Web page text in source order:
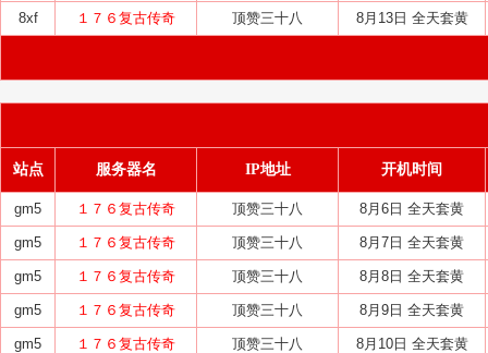
8xf １７６复古传奇 顶赞三十八 8月13日 全天套黄
站点 服务器名 IP地址 开机时间
gm5 １７６复古传奇 顶赞三十八 8月6日 全天套黄
gm5 １７６复古传奇 顶赞三十八 8月7日 全天套黄
gm5 １７６复古传奇 顶赞三十八 8月8日 全天套黄
gm5 １７６复古传奇 顶赞三十八 8月9日 全天套黄
gm5 １７６复古传奇 顶赞三十八 8月10日 全天套黄